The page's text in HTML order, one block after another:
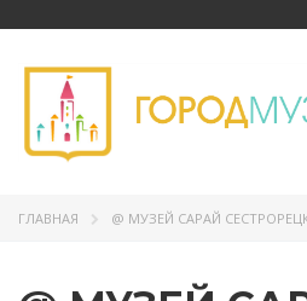
ГЛАВНАЯ @ МУЗЕЙ САРАЙ